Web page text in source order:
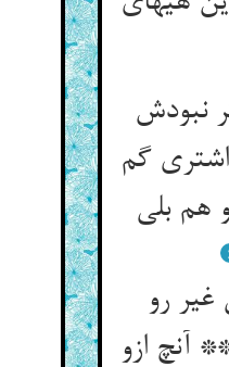
نبودش
گم
هم بلی‏
رو
آنچ ازو